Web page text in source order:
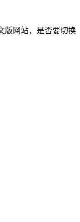
版网站，是否要切换